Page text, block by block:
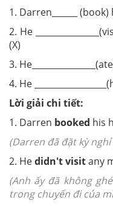
1. Darren______
2. He
(X)
3.
4. He
Lời giải chi tiết:
1. Darren booked his
(Darren đã đặt kỳ
2. Hedidn't visitany
(Anh ấy đã không
trong chuyến đi của